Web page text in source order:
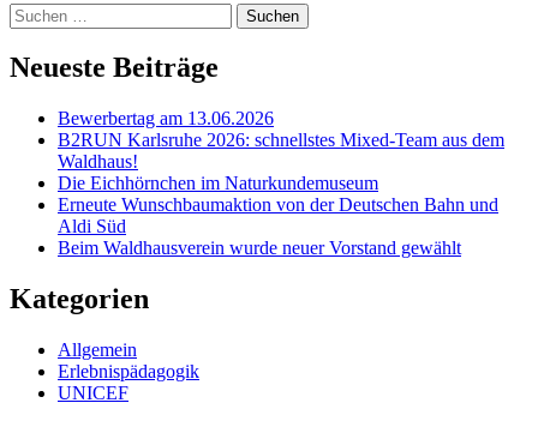
Suchen
nach:
Neueste Beiträge
Bewerbertag am 13.06.2026
B2RUN Karlsruhe 2026: schnellstes Mixed-Team aus dem
Waldhaus!
Die Eichhörnchen im Naturkundemuseum
Erneute Wunschbaumaktion von der Deutschen Bahn und
Aldi Süd
Beim Waldhausverein wurde neuer Vorstand gewählt
Kategorien
Allgemein
Erlebnispädagogik
UNICEF